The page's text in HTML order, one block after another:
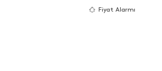
Fiyat Alarmı